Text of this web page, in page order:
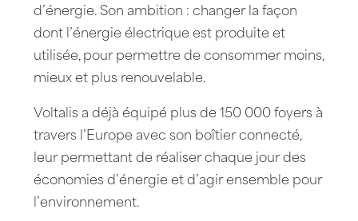
d’énergie. Son ambition : changer la façon
dont l’énergie électrique est produite et
utilisée, pour permettre de consommer moins,
mieux et plus renouvelable.
Voltalis a déjà équipé plus de 150 000 foyers à
travers l’Europe avec son boîtier connecté,
leur permettant de réaliser chaque jour des
économies d’énergie et d’agir ensemble pour
l’environnement.